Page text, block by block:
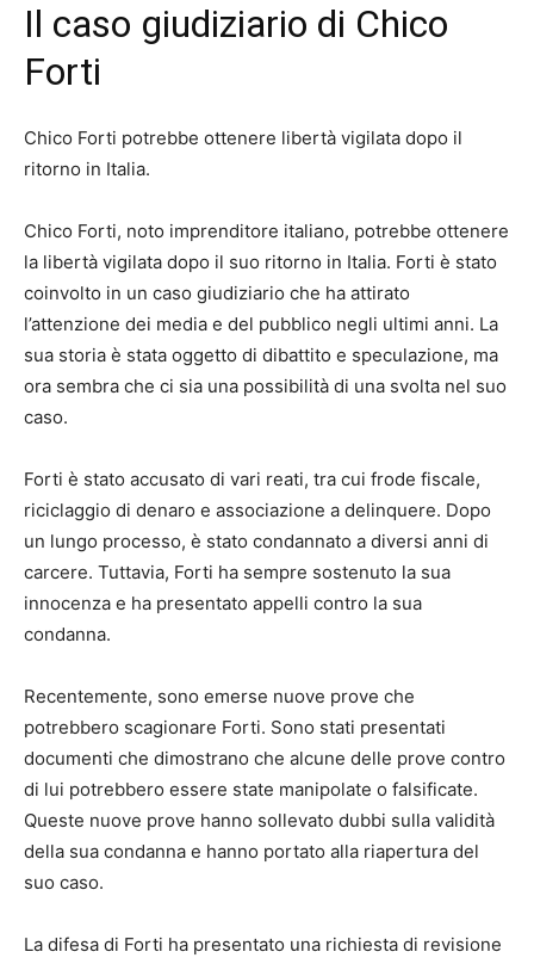
Il caso giudiziario di Chico
Forti
Chico Forti potrebbe ottenere libertà vigilata dopo il
ritorno in Italia.
Chico Forti, noto imprenditore italiano, potrebbe ottenere
la libertà vigilata dopo il suo ritorno in Italia. Forti è stato
coinvolto in un caso giudiziario che ha attirato
l’attenzione dei media e del pubblico negli ultimi anni. La
sua storia è stata oggetto di dibattito e speculazione, ma
ora sembra che ci sia una possibilità di una svolta nel suo
caso.
Forti è stato accusato di vari reati, tra cui frode fiscale,
riciclaggio di denaro e associazione a delinquere. Dopo
un lungo processo, è stato condannato a diversi anni di
carcere. Tuttavia, Forti ha sempre sostenuto la sua
innocenza e ha presentato appelli contro la sua
condanna.
Recentemente, sono emerse nuove prove che
potrebbero scagionare Forti. Sono stati presentati
documenti che dimostrano che alcune delle prove contro
di lui potrebbero essere state manipolate o falsificate.
Queste nuove prove hanno sollevato dubbi sulla validità
della sua condanna e hanno portato alla riapertura del
suo caso.
La difesa di Forti ha presentato una richiesta di revisione